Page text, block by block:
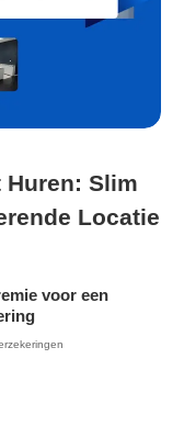
Slim
Locatie
voor een